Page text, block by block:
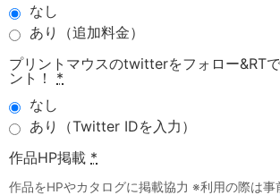
なし
あり（追加料金）
プリントマウスのtwitterをフォロー&RT
ント！
*
なし
あり（Twitter IDを入力）
作品HP掲載 *
作品をHPやカタログに掲載協力 ※利用の際は事